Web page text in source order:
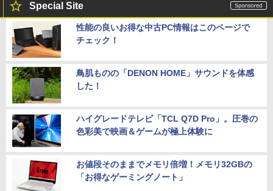
Special Site
性能の良いお得な中古PC情報はこのページで
チェック！
鳥肌ものの「DENON HOME」サウンドを体感
した！
ハイグレードテレビ「TCL Q7D Pro」。圧巻の
色彩美で映画＆ゲームが極上体験に
お値段そのままでメモリ倍増！メモリ32GBの
「お得なゲーミングノート」